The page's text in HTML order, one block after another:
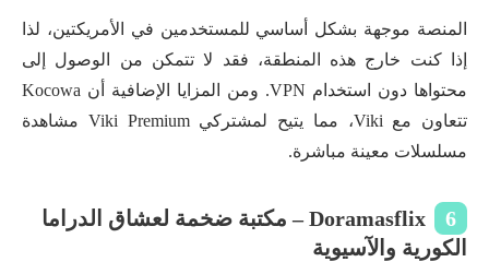
المنصة موجهة بشكل أساسي للمستخدمين في الأمريكتين، لذا
إذا كنت خارج هذه المنطقة، فقد لا تتمكن من الوصول إلى
محتواها دون استخدام VPN. ومن المزايا الإضافية أن Kocowa
تتعاون مع Viki، مما يتيح لمشتركي Viki Premium مشاهدة
مسلسلات معينة مباشرة.
6
Doramasflix – مكتبة ضخمة لعشاق الدراما
الكورية والآسيوية